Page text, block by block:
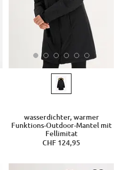
wasserdichter, warmer
Funktions-Outdoor-Mantel mit
Fellimitat
CHF 124,95